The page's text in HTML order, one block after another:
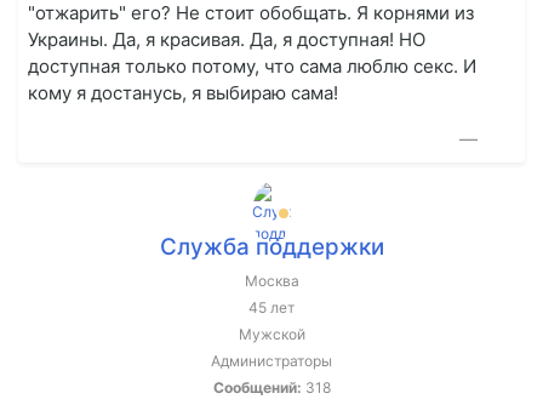
"отжарить" его? Не стоит обобщать. Я корнями из
Украины. Да, я красивая. Да, я доступная! НО
доступная только потому, что сама люблю секс. И
кому я достанусь, я выбираю сама!
—
Служба поддержки
Москва
45 лет
Мужской
Администраторы
Сообщений: 318